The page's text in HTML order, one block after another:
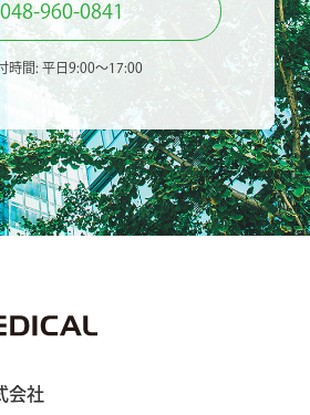
048-960-0841
時間: 平日9:00〜17:00
会社